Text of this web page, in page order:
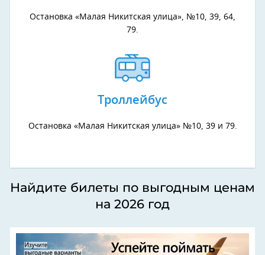
Остановка «Малая Никитская улица», №10, 39, 64,
79.
Троллейбус
Остановка «Малая Никитская улица» №10, 39 и 79.
Найдите билеты по выгодным ценам
на 2026 год